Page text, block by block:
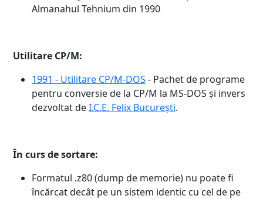
Almanahul Tehnium din 1990
Utilitare CP/M:
1991 - Utilitare CP/M-DOS - Pachet de programe
pentru conversie de la CP/M la MS-DOS și invers
dezvoltat deI.C.E. Felix București.
În curs de sortare:
Formatul .z80 (dump de memorie) nu poate fi
încărcat decât pe un sistem identic cu cel de pe